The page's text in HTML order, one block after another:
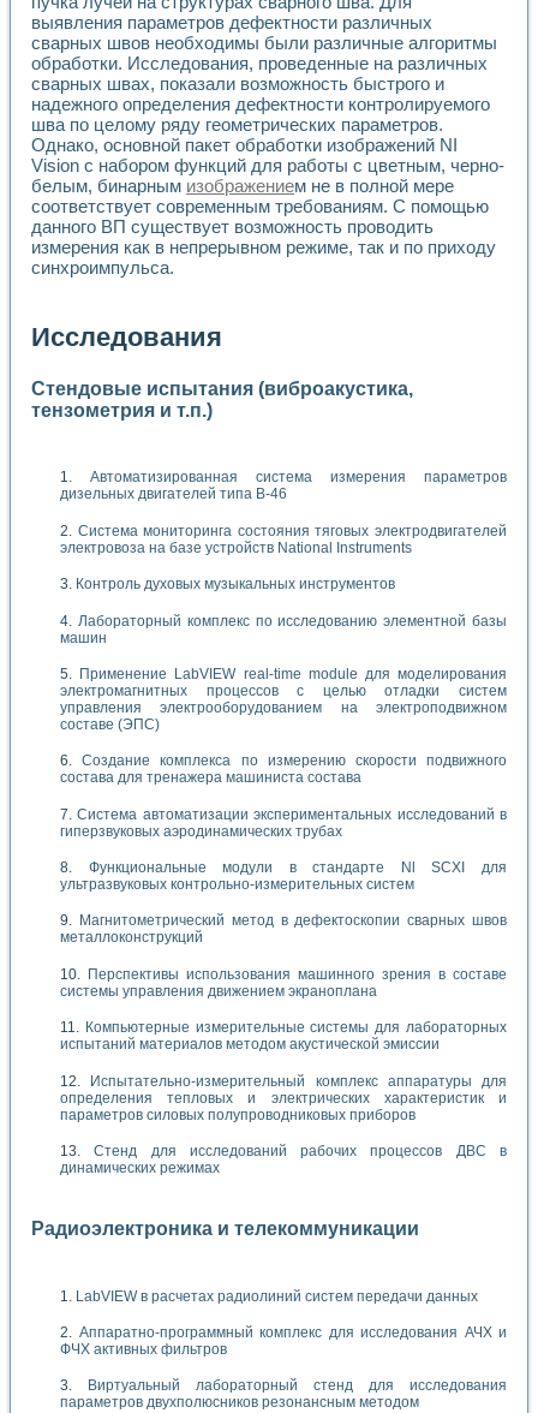
выявления параметров дефектности различных
сварных швов необходимы были различные алгоритмы
обработки. Исследования, проведенные на различных
сварных швах, показали возможность быстрого и
надежного определения дефектности контролируемого
шва по целому ряду геометрических параметров.
Однако, основной пакет обработки изображений NI
Vision с набором функций для работы с цветным, черно-
белым, бинарным изображением не в полной мере
соответствует современным требованиям. С помощью
данного ВП существует возможность проводить
измерения как в непрерывном режиме, так и по приходу
синхроимпульса.
Исследования
Стендовые испытания (виброакустика,
тензометрия и т.п.)
Автоматизированная система измерения параметров
дизельных двигателей типа В-46
Система мониторинга состояния тяговых электродвигателей
электровоза на базе устройств National Instruments
Контроль духовых музыкальных инструментов
Лабораторный комплекс по исследованию элементной базы
машин
Применение LabVIEW real-time module для моделирования
электромагнитных процессов с целью отладки систем
управления электрооборудованием на электроподвижном
составе (ЭПС)
Создание комплекса по измерению скорости подвижного
состава для тренажера машиниста состава
Система автоматизации экспериментальных исследований в
гиперзвуковых аэродинамических трубах
Функциональные модули в стандарте Nl SCXI для
ультразвуковых контрольно-измерительных систем
Магнитометрический метод в дефектоскопии сварных швов
металлоконструкций
Перспективы использования машинного зрения в составе
системы управления движением экраноплана
Компьютерные измерительные системы для лабораторных
испытаний материалов методом акустической эмиссии
Испытательно-измерительный комплекс аппаратуры для
определения тепловых и электрических характеристик и
параметров силовых полупроводниковых приборов
Стенд для исследований рабочих процессов ДВС в
динамических режимах
Радиоэлектроника и телекоммуникации
LabVIEW в расчетах радиолиний систем передачи данных
Аппаратно-программный комплекс для исследования АЧХ и
ФЧХ активных фильтров
Виртуальный лабораторный стенд для исследования
параметров двухполюсников резонансным методом